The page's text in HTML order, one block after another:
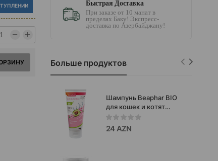
Быстрая Доставка
При заказе от 10 манат в
пределах Баку! Экспресс-
доставка по Азербайджану!
Больше продуктов
Шампунь Beaphar BIO
для кошек и котят
мягкое и безопасное
средство на основе
натуральных
24 AZN